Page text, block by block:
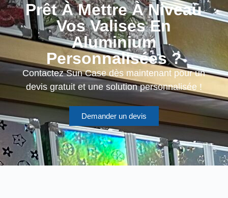
Prêt À Mettre À Niveau
Vos Valises En
Aluminium
Personnalisées ?
Contactez Sun Case dès maintenant pour un
devis gratuit et une solution personnalisée !
Demander un devis